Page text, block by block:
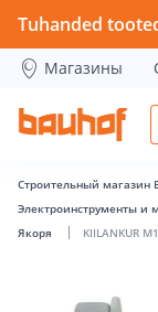
KIILANKUR
Tuhanded
Магазины
Строительный магазин
Электроинструменты и
Якоря
KIILANKUR